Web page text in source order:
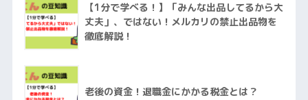
【1分で学べる！】「みんな出品してるから大
丈夫」、ではない！メルカリの禁止出品物を
徹底解説！
老後の資金！退職金にかかる税金とは？